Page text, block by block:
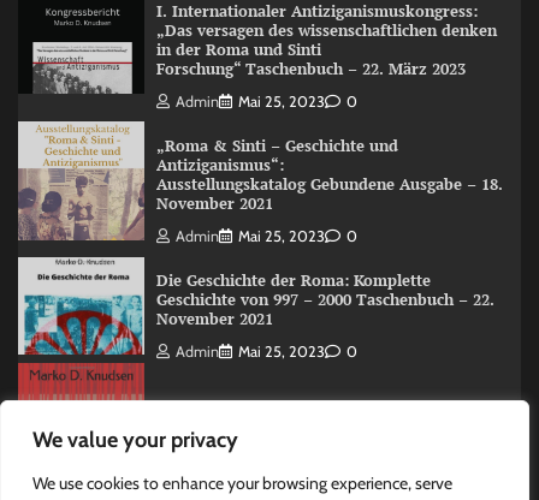
We value your privacy
We use cookies to enhance your browsing experience, serve
I. Internationaler Antiziganismuskongress:
„Das versagen des wissenschaftlichen denken
in der Roma und Sinti
Forschung“ Taschenbuch – 22. März 2023
Admin Mai 25, 2023 0
„Roma & Sinti – Geschichte und
Antiziganismus“:
Ausstellungskatalog Gebundene Ausgabe – 18.
November 2021
Admin Mai 25, 2023 0
Die Geschichte der Roma: Komplette
Geschichte von 997 – 2000 Taschenbuch – 22.
November 2021
Admin Mai 25, 2023 0
The Roma (Romani) History: A Overview 997
-2000 Taschenbuch – 15. Juni 2020
Admin Mai 25, 2023 0